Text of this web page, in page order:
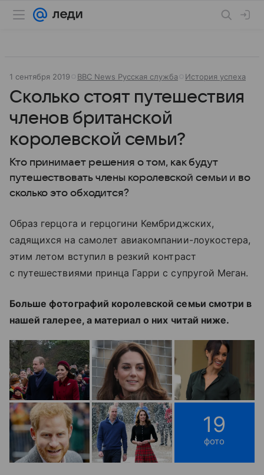
1 сентября 2019 BBC News Русская служба История успеха
Сколько стоят путешествия
членов британской
королевской семьи?
Кто принимает решения о том, как будут
путешествовать члены королевской семьи и во
сколько это обходится?
Образ герцога и герцогини Кембриджских,
садящихся на самолет авиакомпании-лоукостера,
этим летом вступил в резкий контраст
с путешествиями принца Гарри с супругой Меган.
Больше фотографий королевской семьи смотри в
нашей галерее, а материал о них читай ниже.
19
фото